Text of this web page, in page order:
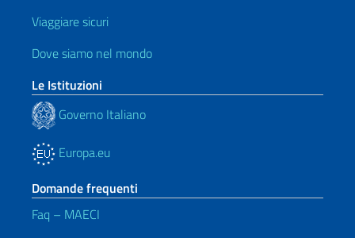
Viaggiare sicuri
Dove siamo nel mondo
Le Istituzioni
Governo Italiano
Europa.eu
Domande frequenti
Faq – MAECI